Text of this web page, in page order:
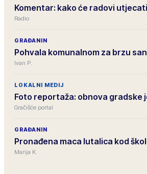
Komentar: kako će radovi
Radio
GRAĐANIN
Pohvala komunalnom za brzu
Ivan P.
LOKALNI MEDIJ
Foto reportaža: obnova gradske
Gračišće portal
GRAĐANIN
Pronađena maca lutalica kod
Marija K.